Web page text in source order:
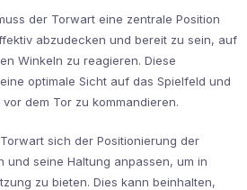
der Torwart eine zentrale Position
abzudecken und bereit zu sein, auf
Winkeln zu reagieren. Diese
optimale Sicht auf das Spielfeld und
dem Tor zu kommandieren.
sich der Positionierung der
und seine Haltung anpassen, um in
zu bieten. Dies kann beinhalten,